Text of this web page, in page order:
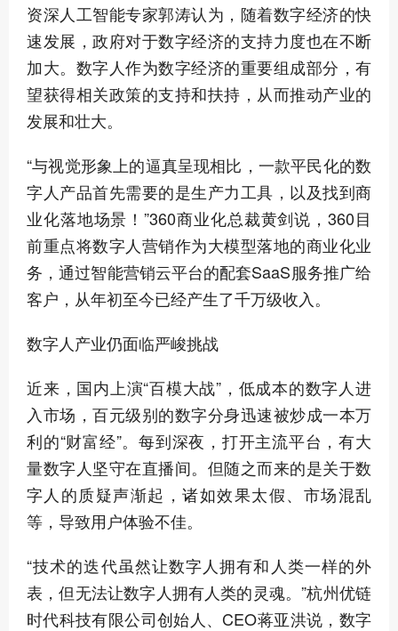
资深人工智能专家郭涛认为，随着数字经济的快
速发展，政府对于数字经济的支持力度也在不断
加大。数字人作为数字经济的重要组成部分，有
望获得相关政策的支持和扶持，从而推动产业的
发展和壮大。
“与视觉形象上的逼真呈现相比，一款平民化的数
字人产品首先需要的是生产力工具，以及找到商
业化落地场景！”360商业化总裁黄剑说，360目
前重点将数字人营销作为大模型落地的商业化业
务，通过智能营销云平台的配套SaaS服务推广给
客户，从年初至今已经产生了千万级收入。
数字人产业仍面临严峻挑战
近来，国内上演“百模大战”，低成本的数字人进
入市场，百元级别的数字分身迅速被炒成一本万
利的“财富经”。每到深夜，打开主流平台，有大
量数字人坚守在直播间。但随之而来的是关于数
字人的质疑声渐起，诸如效果太假、市场混乱
等，导致用户体验不佳。
“技术的迭代虽然让数字人拥有和人类一样的外
表，但无法让数字人拥有人类的灵魂。”杭州优链
时代科技有限公司创始人、CEO蒋亚洪说，数字